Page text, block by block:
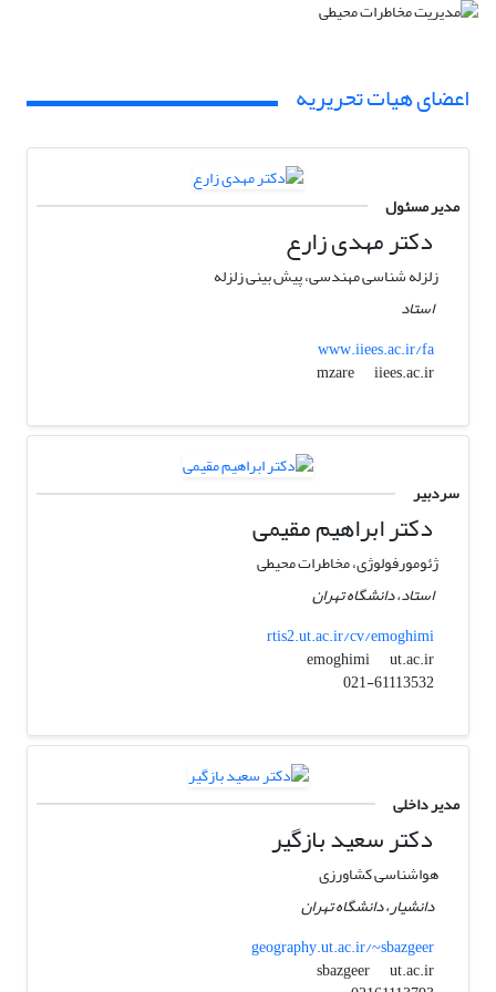
اعضای هیات تحریریه
مدیر مسئول
دکتر مهدی زارع
زلزله شناسی مهندسی، پیش بینی زلزله
استاد
www.iiees.ac.ir/fa
mzare
iiees.ac.ir
سردبیر
دکتر ابراهیم مقیمی
ژئومورفولوژی، مخاطرات محیطی
استاد، دانشگاه تهران
rtis2.ut.ac.ir/cv/emoghimi
emoghimi
ut.ac.ir
021-61113532
مدیر داخلی
دکتر سعید بازگیر
هواشناسی کشاورزی
دانشیار، دانشگاه تهران
geography.ut.ac.ir/~sbazgeer
sbazgeer
ut.ac.ir